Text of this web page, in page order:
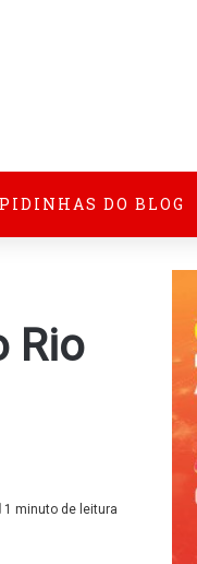
DO BLOG
Rio
1 minuto de leitura